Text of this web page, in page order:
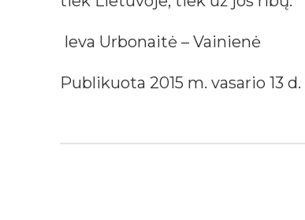
Ieva Urbonaitė – Vainienė
Publikuota 2015 m. vasario 13 d.